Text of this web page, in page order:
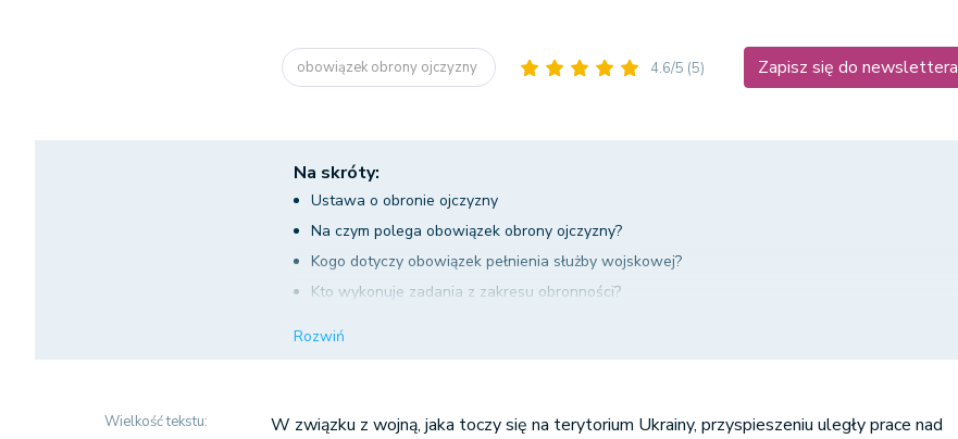
obowiązek obrony ojczyzny 4.6/5 (5) Zapisz się do newslettera
Na skróty:
Ustawa o obronie ojczyzny
Na czym polega obowiązek obrony ojczyzny?
Kogo dotyczy obowiązek pełnienia służby wojskowej?
Kto wykonuje zadania z zakresu obronności?
Rozwiń
Wielkość tekstu:
W związku z wojną, jaka toczy się na terytorium Ukrainy, przyspieszeniu uległy prace nad